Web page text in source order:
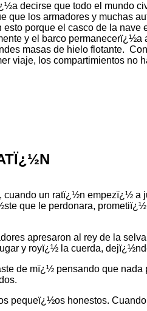
decirse que todo el mundo
que los armadores y muchas
esto porque el casco de la
y el barco permanecerï¿½a
masas de hielo flotante.
viaje, los compartimientos no
un ratï¿½n empezï¿½
que le perdonara,
apresaron al rey de la
y royï¿½ la cuerda,
de mï¿½ pensando que
pequeï¿½os honestos.